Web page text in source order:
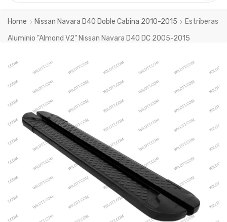
Home Nissan Navara D40 Doble Cabina 2010-2015
Estriberas
Aluminio "Almond V2" Nissan Navara D40 DC 2005-2015